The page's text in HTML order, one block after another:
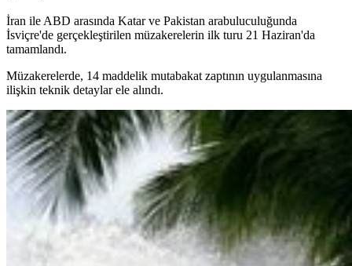
İran ile ABD arasında Katar ve Pakistan arabuluculuğunda
İsviçre'de gerçekleştirilen müzakerelerin ilk turu 21 Haziran'da
tamamlandı.
Müzakerelerde, 14 maddelik mutabakat zaptının uygulanmasına
ilişkin teknik detaylar ele alındı.